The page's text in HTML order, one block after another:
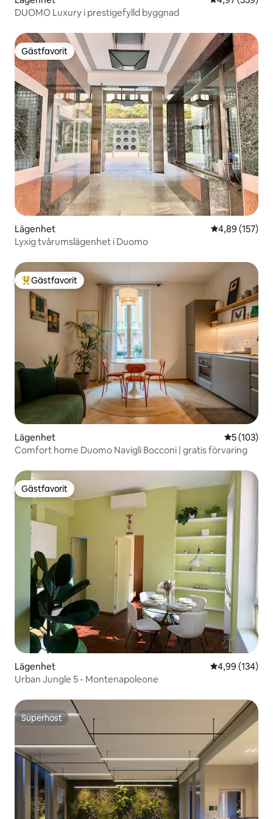
DUOMO Luxury i prestigefylld byggnad
Gästfavorit
Gästfavorit
Lägenhet 4,89 av 5 i
4,89 (157)
Lyxig tvårumslägenhet i Duomo
Populär gästfavorit
Gästfavorit
Lägenhet 5 av 5 i
5 (103)
Comfort home Duomo Navigli Bocconi | gratis förvaring
Gästfavorit
Gästfavorit
Lägenhet 4,99 av 5 i
4,99 (134)
Urban Jungle 5 - Montenapoleone
Superhost
Superhost